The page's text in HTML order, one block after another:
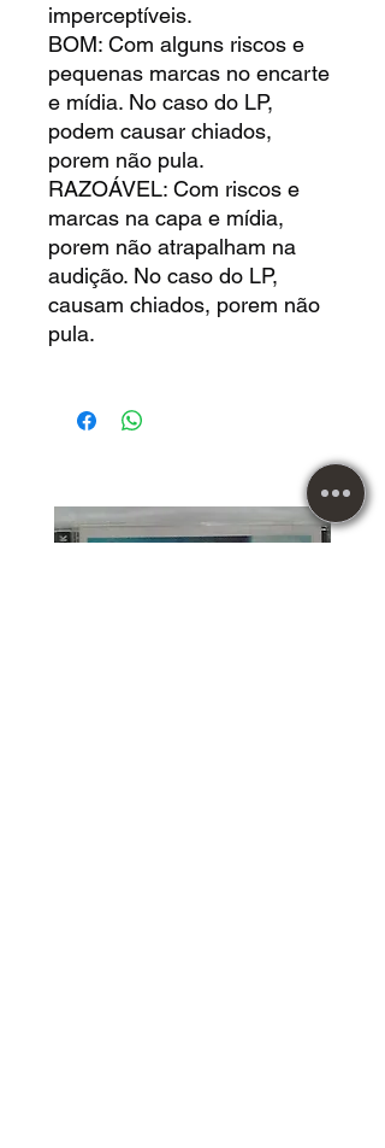
imperceptíveis.
BOM: Com alguns riscos e
pequenas marcas no encarte
e mídia. No caso do LP,
podem causar chiados,
porem não pula.
RAZOÁVEL: Com riscos e
marcas na capa e mídia,
porem não atrapalham na
audição. No caso do LP,
causam chiados, porem não
pula.